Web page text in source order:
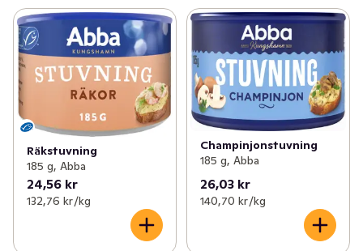
Räkstuvning
185 g, Abba
24,56 kr
132,76 kr /kg
Champinjonstuvning
185 g, Abba
26,03 kr
140,70 kr /kg